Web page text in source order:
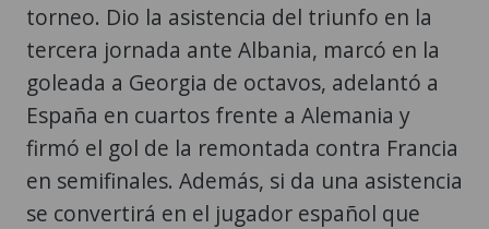
torneo. Dio la asistencia del triunfo en la
tercera jornada ante Albania, marcó en la
goleada a Georgia de octavos, adelantó a
España en cuartos frente a Alemania y
firmó el gol de la remontada contra Francia
en semifinales. Además, si da una asistencia
se convertirá en el jugador español que